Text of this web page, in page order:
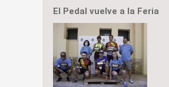
El Pedal vuelve a la Feria